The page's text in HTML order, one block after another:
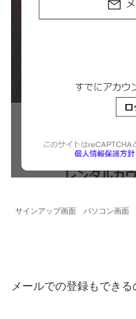
サインアップ画面 パソコン画面
メールでの登録もできる